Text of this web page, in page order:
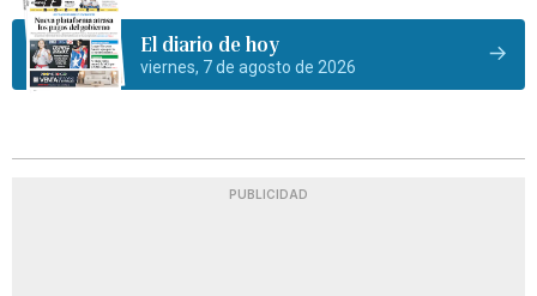
El diario de hoy
viernes, 7 de agosto de 2026
PUBLICIDAD